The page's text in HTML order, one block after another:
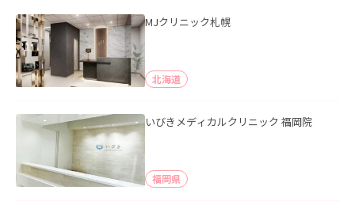
MJクリニック札幌
北海道
いびきメディカルクリニック 福岡院
福岡県